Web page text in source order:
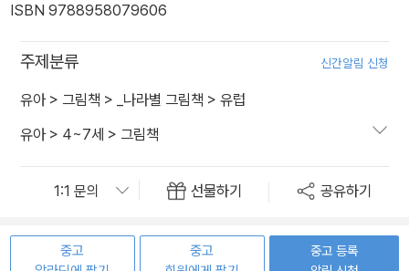
ISBN 9788958079606
주제분류 신간알림 신청
유아> 그림책 > _나라별 그림책 > 유럽
유아> 4~7세 > 그림책
선물하기 공유하기
중고
중고
중고 등록